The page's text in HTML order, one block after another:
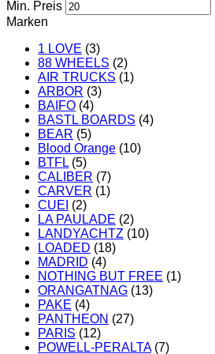
Min. Preis
Marken
1 LOVE (3)
88 WHEELS (2)
AIR TRUCKS (1)
ARBOR (3)
BAIFO (4)
BASTL BOARDS (4)
BEAR (5)
Blood Orange (10)
BTFL (5)
CALIBER (7)
CARVER (1)
CUEI (2)
LA PAULADE (2)
LANDYACHTZ (10)
LOADED (18)
MADRID (4)
NOTHING BUT FREE (1)
ORANGATNAG (13)
PAKE (4)
PANTHEON (27)
PARIS (12)
POWELL-PERALTA (7)